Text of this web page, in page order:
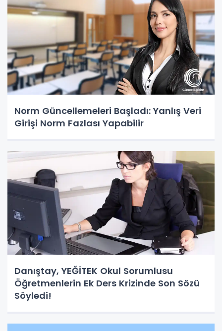
Norm Güncellemeleri Başladı: Yanlış Veri
Girişi Norm Fazlası Yapabilir
Danıştay, YEĞİTEK Okul Sorumlusu
Öğretmenlerin Ek Ders Krizinde Son Sözü
Söyledi!